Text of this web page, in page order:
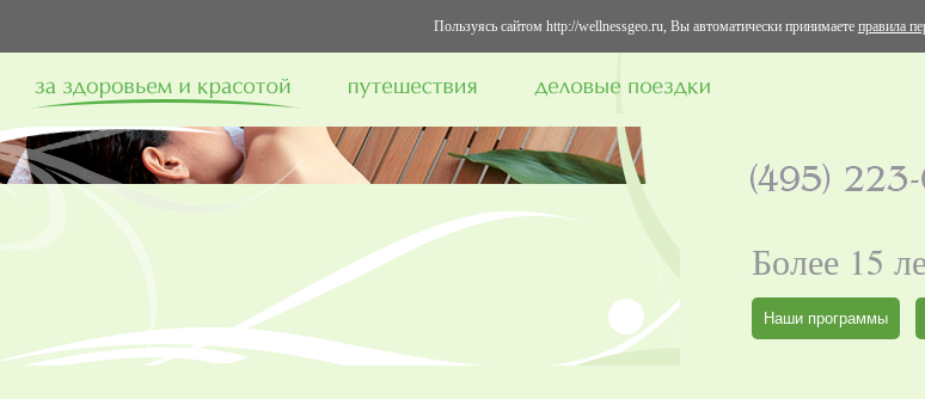
Пользуясь сайтом http://wellnessgeo.ru, Вы автоматически принимаете правила
Более 15
Наши программы